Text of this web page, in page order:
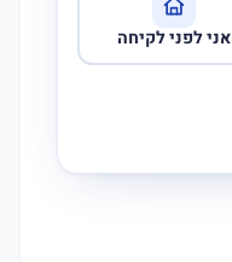
אני לפני לקיחה